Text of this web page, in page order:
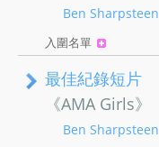
Ben Sharpsteen
入圍名單
最佳紀錄短片
《AMA Girls》
Ben Sharpsteen